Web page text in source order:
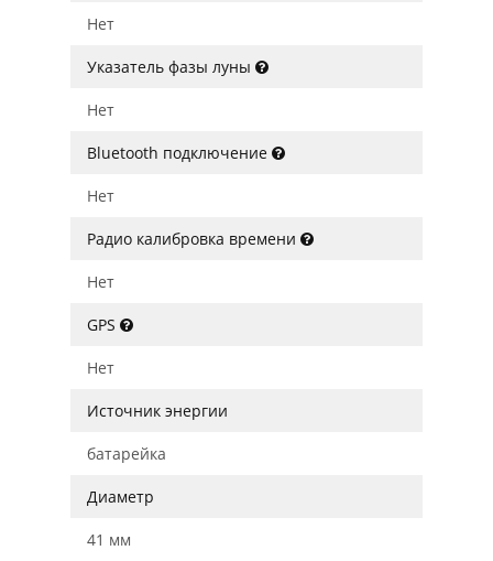
Нет
Указатель фазы луны
Нет
Bluetooth подключение
Нет
Радио калибровка времени
Нет
GPS
Нет
Источник энергии
батарейка
Диаметр
41 мм